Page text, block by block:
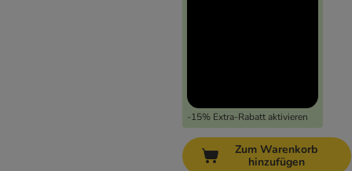
-15% Extra-Rabatt aktivieren
Zum Warenkorb
hinzufügen